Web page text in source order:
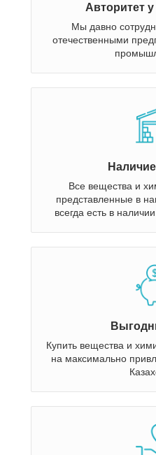
Авторитет
Мы давно
отечественными
Все вещества и
представленные в
всегда есть в
Купить вещества и
на максимально